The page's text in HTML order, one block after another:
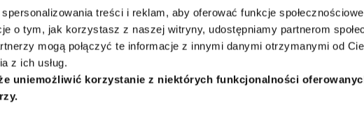
treści i reklam, aby oferować funkcje
o tym, jak korzystasz z naszej witryny, udostępniamy partnerom
mogą połączyć te informacje z innymi danymi otrzymanymi od
z ich usług.
uniemożliwić korzystanie z niektórych funkcjonalności